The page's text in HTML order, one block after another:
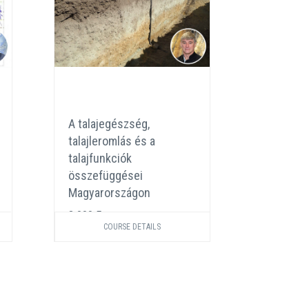
A talajegészség,
talajleromlás és a
talajfunkciók
összefüggései
Magyarországon
3 000 Ft
COURSE DETAILS